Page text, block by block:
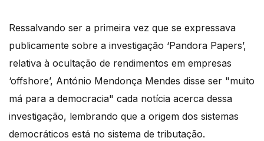
Ressalvando ser a primeira vez que se expressava
publicamente sobre a investigação ‘Pandora Papers’,
relativa à ocultação de rendimentos em empresas
‘offshore’, António Mendonça Mendes disse ser "muito
má para a democracia" cada notícia acerca dessa
investigação, lembrando que a origem dos sistemas
democráticos está no sistema de tributação.